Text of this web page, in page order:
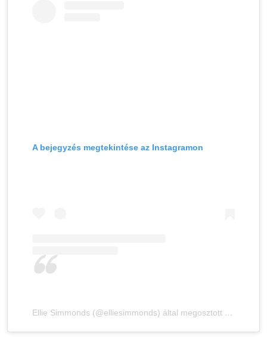
A bejegyzés megtekintése az Instagramon
Ellie Simmonds (@elliesimmonds) által megosztott bejegyzés